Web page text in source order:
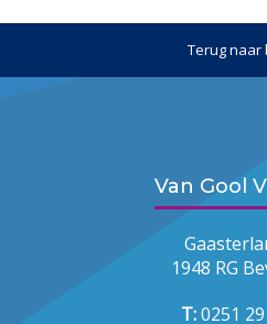
Terug naar
Van Gool
1948 RG
T:0251